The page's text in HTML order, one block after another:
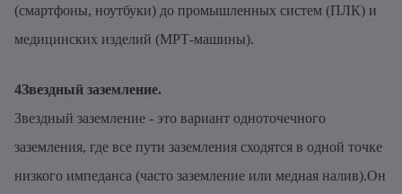
(смартфоны, ноутбуки) до промышленных систем (ПЛК) и
медицинских изделий (МРТ-машины).
4Звездный заземление.
Звездный заземление - это вариант одноточечного
заземления, где все пути заземления сходятся в одной точке
низкого импеданса (часто заземление или медная налив).Он